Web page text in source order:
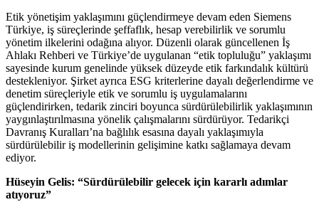
Etik yönetişim yaklaşımını güçlendirmeye devam eden Siemens
Türkiye, iş süreçlerinde şeffaflık, hesap verebilirlik ve sorumlu
yönetim ilkelerini odağına alıyor. Düzenli olarak güncellenen İş
Ahlakı Rehberi ve Türkiye’de uygulanan “etik topluluğu” yaklaşımı
sayesinde kurum genelinde yüksek düzeyde etik farkındalık kültürü
destekleniyor. Şirket ayrıca ESG kriterlerine dayalı değerlendirme ve
denetim süreçleriyle etik ve sorumlu iş uygulamalarını
güçlendirirken, tedarik zinciri boyunca sürdürülebilirlik yaklaşımının
yaygınlaştırılmasına yönelik çalışmalarını sürdürüyor. Tedarikçi
Davranış Kuralları’na bağlılık esasına dayalı yaklaşımıyla
sürdürülebilir iş modellerinin gelişimine katkı sağlamaya devam
ediyor.
Hüseyin Gelis: “Sürdürülebilir gelecek için kararlı adımlar
atıyoruz”